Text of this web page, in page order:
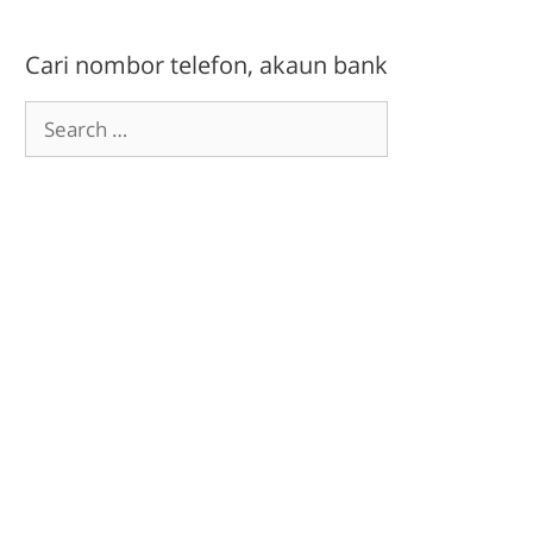
Cari nombor telefon, akaun bank
Search
for: